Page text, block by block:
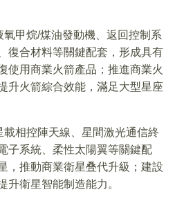
氧甲烷/煤油發動機、返回控制系
復合材料等關鍵配套，形成具有
使用商業火箭產品；推進商業火
升火箭綜合效能，滿足大型星座
載相控陣天線、星間激光通信終
子系統、柔性太陽翼等關鍵配
，推動商業衛星叠代升級；建設
升衛星智能制造能力。